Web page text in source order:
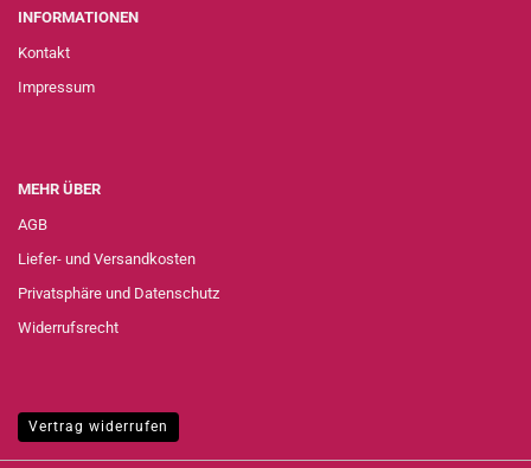
INFORMATIONEN
Kontakt
Impressum
MEHR ÜBER
AGB
Liefer- und Versandkosten
Privatsphäre und Datenschutz
Widerrufsrecht
Vertrag widerrufen